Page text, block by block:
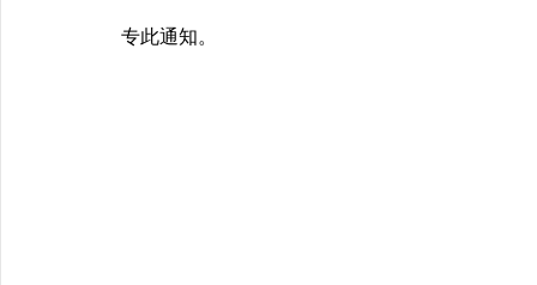
专此通知。